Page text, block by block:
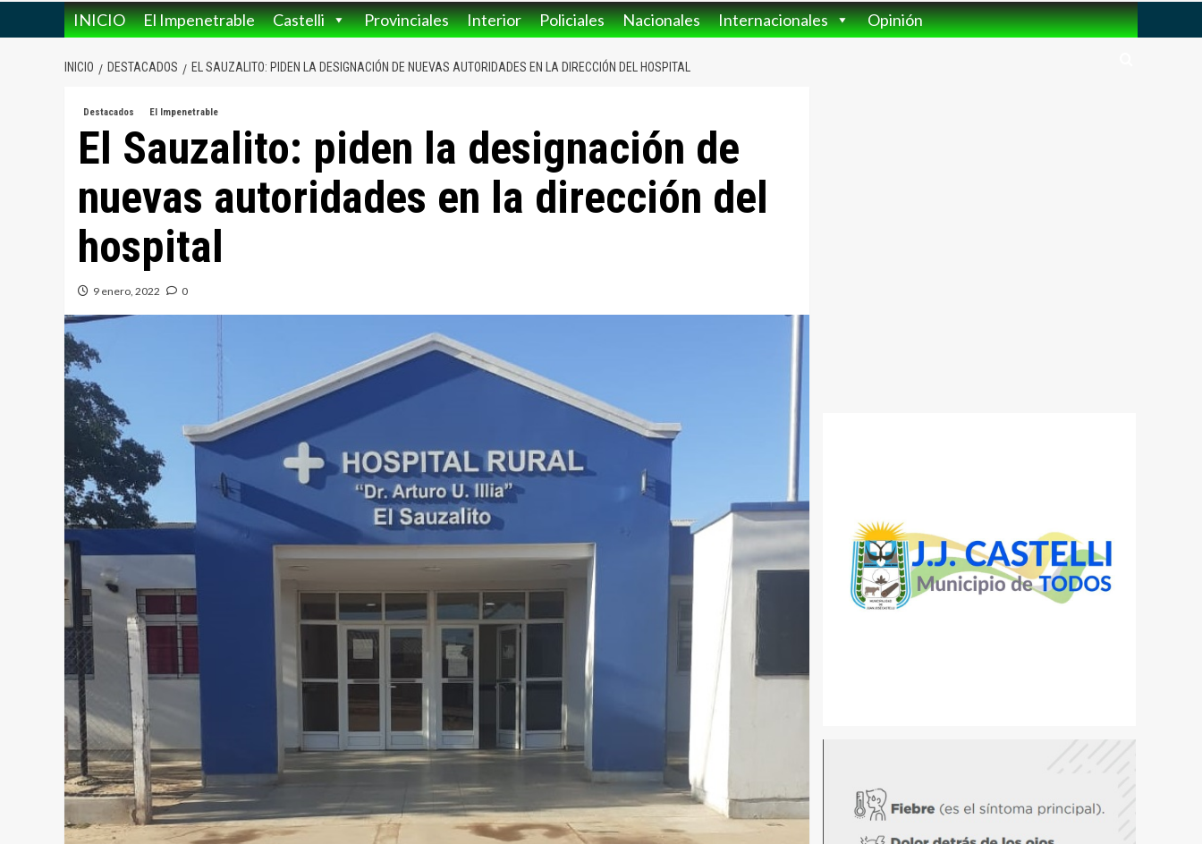
INICIO El Impenetrable Castelli Provinciales Interior Policiales Nacionales Internacionales Opinión
INICIO DESTACADOS EL SAUZALITO: PIDEN LA DESIGNACIÓN DE NUEVAS AUTORIDADES EN LA DIRECCIÓN DEL HOSPITAL
Destacados El Impenetrable
El Sauzalito: piden la designación de
nuevas autoridades en la dirección del
hospital
9 enero, 2022 0